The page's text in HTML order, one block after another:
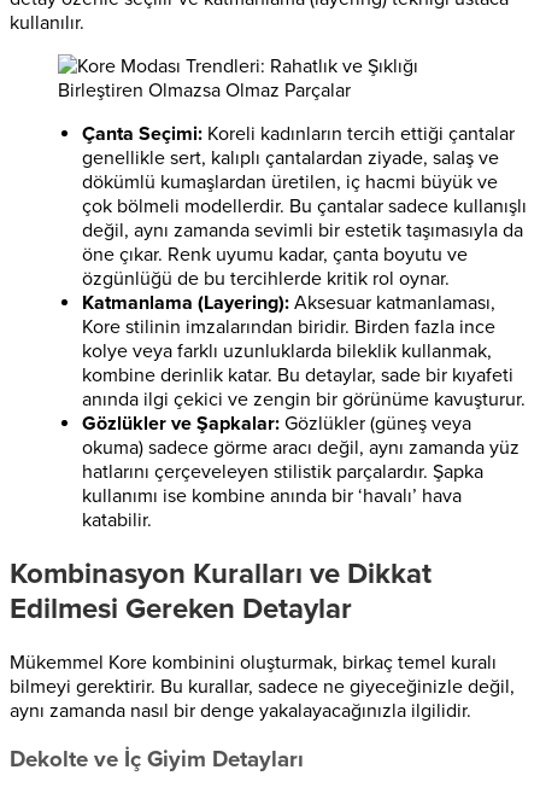
kullanılır.
Çanta Seçimi: Koreli kadınların tercih ettiği çantalar
genellikle sert, kalıplı çantalardan ziyade, salaş ve
dökümlü kumaşlardan üretilen, iç hacmi büyük ve
çok bölmeli modellerdir. Bu çantalar sadece kullanışlı
değil, aynı zamanda sevimli bir estetik taşımasıyla da
öne çıkar. Renk uyumu kadar, çanta boyutu ve
özgünlüğü de bu tercihlerde kritik rol oynar.
Katmanlama (Layering): Aksesuar katmanlaması,
Kore stilinin imzalarından biridir. Birden fazla ince
kolye veya farklı uzunluklarda bileklik kullanmak,
kombine derinlik katar. Bu detaylar, sade bir kıyafeti
anında ilgi çekici ve zengin bir görünüme kavuşturur.
Gözlükler ve Şapkalar: Gözlükler (güneş veya
okuma) sadece görme aracı değil, aynı zamanda yüz
hatlarını çerçeveleyen stilistik parçalardır. Şapka
kullanımı ise kombine anında bir ‘havalı’ hava
katabilir.
Kombinasyon Kuralları ve Dikkat
Edilmesi Gereken Detaylar
Mükemmel Kore kombinini oluşturmak, birkaç temel kuralı
bilmeyi gerektirir. Bu kurallar, sadece ne giyeceğinizle değil,
aynı zamanda nasıl bir denge yakalayacağınızla ilgilidir.
Dekolte ve İç Giyim Detayları